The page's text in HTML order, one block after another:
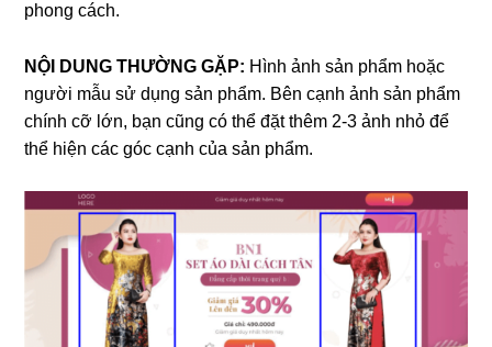
phong cách.
NỘI DUNG THƯỜNG GẶP: Hình ảnh sản phẩm hoặc
người mẫu sử dụng sản phẩm. Bên cạnh ảnh sản phẩm
chính cỡ lớn, bạn cũng có thể đặt thêm 2-3 ảnh nhỏ để
thể hiện các góc cạnh của sản phẩm.